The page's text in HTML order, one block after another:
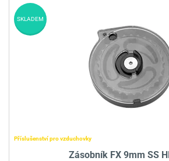
Příslušenství pro vzduchovky
Zásobník FX 9mm SS
SKLADEM